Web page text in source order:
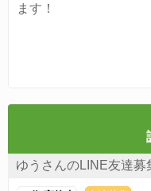
ます！
ゆうさんのLINE友達募